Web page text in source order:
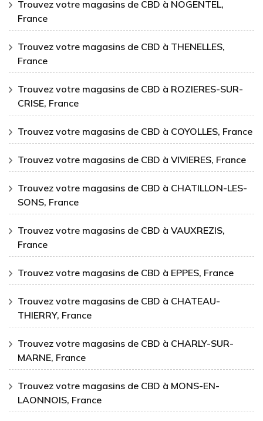
Trouvez votre magasins de CBD à NOGENTEL,
France
Trouvez votre magasins de CBD à THENELLES,
France
Trouvez votre magasins de CBD à ROZIERES-SUR-
CRISE, France
Trouvez votre magasins de CBD à COYOLLES, France
Trouvez votre magasins de CBD à VIVIERES, France
Trouvez votre magasins de CBD à CHATILLON-LES-
SONS, France
Trouvez votre magasins de CBD à VAUXREZIS,
France
Trouvez votre magasins de CBD à EPPES, France
Trouvez votre magasins de CBD à CHATEAU-
THIERRY, France
Trouvez votre magasins de CBD à CHARLY-SUR-
MARNE, France
Trouvez votre magasins de CBD à MONS-EN-
LAONNOIS, France